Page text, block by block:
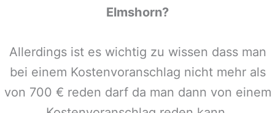
Elmshorn?
Allerdings ist es wichtig zu wissen dass man
bei einem Kostenvoranschlag nicht mehr als
von 700 € reden darf da man dann von einem